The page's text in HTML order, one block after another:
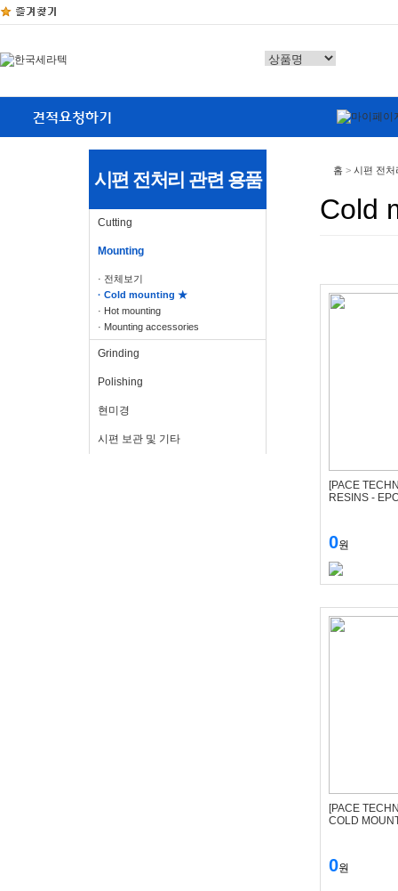
시편 전처리 관련 용품
Cutting
Mounting
· 전체보기
· Cold mounting ★
· Hot mounting
· Mounting accessories
Grinding
Polishing
현미경
시편 보관 및 기타
홈 > 시편 전처
Cold
[PACE
RESINS -
0원
[PACE
COLD
0원